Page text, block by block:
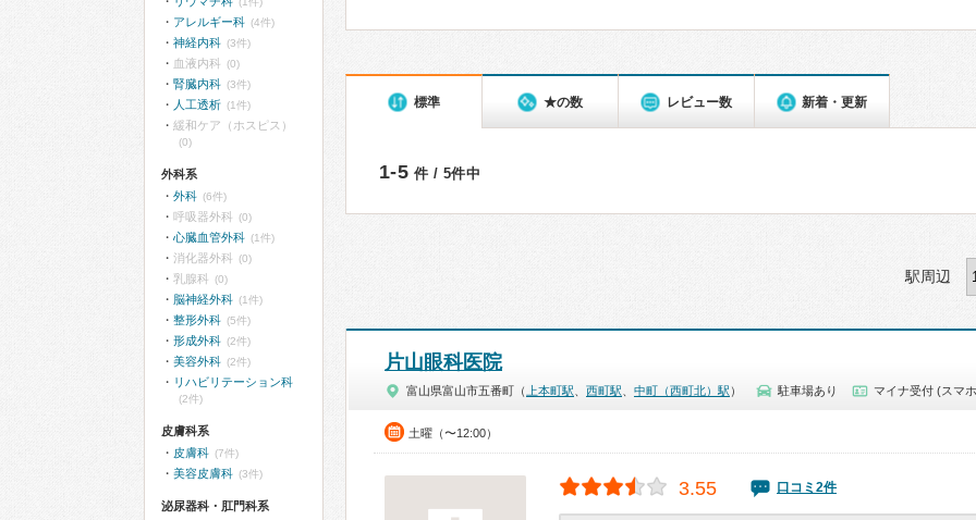
標準 ★の数 レビュー数 新着・更新
1-5 件 / 5件中
駅周辺
片山眼科医院
富山県富山市五番町（ 上本町駅 西町駅 中町（西町北）駅 ） 駐車場あり マイナ受付 (スマ
土曜（〜12:00）
3.55 口コミ2件
アレルギー科 (4件)
神経内科 (3件)
血液内科 (0)
腎臓内科 (3件)
人工透析 (1件)
緩和ケア（ホスピス）
(0)
外科系
外科 (6件)
呼吸器外科 (0)
心臓血管外科 (1件)
消化器外科 (0)
乳腺科 (0)
脳神経外科 (1件)
整形外科 (5件)
形成外科 (2件)
美容外科 (2件)
リハビリテーション科
(2件)
皮膚科系
皮膚科 (7件)
美容皮膚科 (3件)
泌尿器科・肛門科系